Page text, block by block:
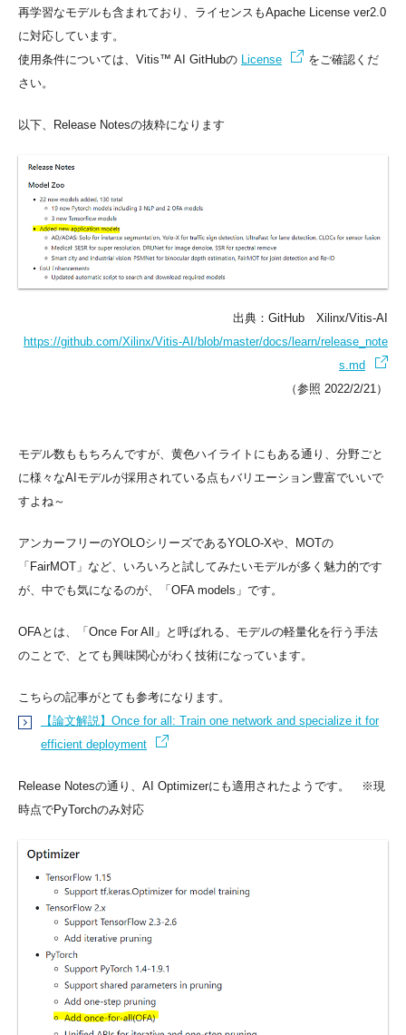
再学習なモデルも含まれており、ライセンスもApache License ver2.0
に対応しています。
使用条件については、Vitis™ AI GitHubの
License
をご確認くだ
さい。
以下、Release Notesの抜粋になります
出典：GitHub Xilinx/Vitis-AI
https://github.com/Xilinx/Vitis-AI/blob/master/docs/learn/release_note
s.md
（参照 2022/2/21）
モデル数ももちろんですが、黄色ハイライトにもある通り、分野ごと
に様々なAIモデルが採用されている点もバリエーション豊富でいいで
すよね～
アンカーフリーのYOLOシリーズであるYOLO-Xや、MOTの
「FairMOT」など、いろいろと試してみたいモデルが多く魅力的です
が、中でも気になるのが、「OFA models」です。
OFAとは、「Once For All」と呼ばれる、モデルの軽量化を行う手法
のことで、とても興味関心がわく技術になっています。
こちらの記事がとても参考になります。
【論文解説】Once for all: Train one network and specialize it for
efficient deployment
Release Notesの通り、AI Optimizerにも適用されたようです。 ※現
時点でPyTorchのみ対応